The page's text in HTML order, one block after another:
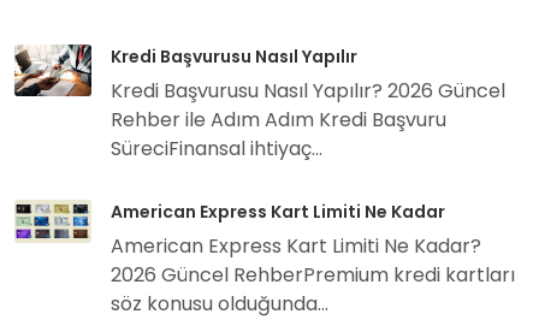
Kredi Başvurusu Nasıl Yapılır
Kredi Başvurusu Nasıl Yapılır? 2026 Güncel
Rehber ile Adım Adım Kredi Başvuru
SüreciFinansal ihtiyaç...
American Express Kart Limiti Ne Kadar
American Express Kart Limiti Ne Kadar?
2026 Güncel RehberPremium kredi kartları
söz konusu olduğunda...